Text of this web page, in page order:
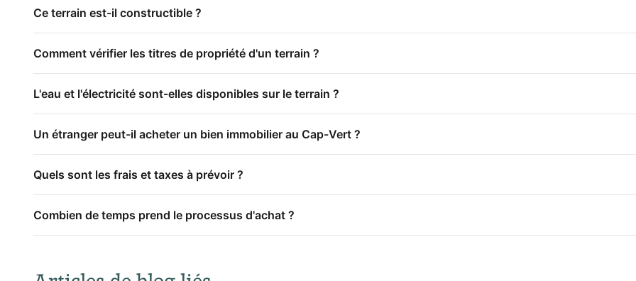
Ce terrain est-il constructible ?
Comment vérifier les titres de propriété d'un terrain ?
L'eau et l'électricité sont-elles disponibles sur le terrain ?
Un étranger peut-il acheter un bien immobilier au Cap-Vert ?
Quels sont les frais et taxes à prévoir ?
Combien de temps prend le processus d'achat ?